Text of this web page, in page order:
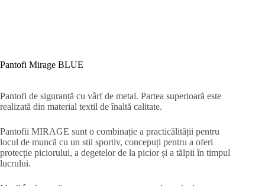
Pantofi Mirage BLUE
Pantofi de siguranță cu vârf de metal. Partea superioară este
realizată din material textil de înaltă calitate.
Pantofii MIRAGE sunt o combinație a practicălității pentru
locul de muncă cu un stil sportiv, concepuți pentru a oferi
protecție piciorului, a degetelor de la picior și a tălpii în timpul
lucrului.